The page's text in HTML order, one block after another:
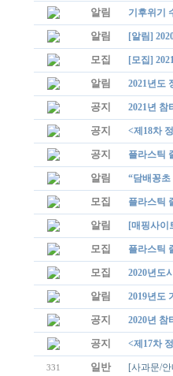
알림 기후위기
알림 [알림]
모집 [모집]
알림 2021년도
공지 2021년 참
공지 <제18차
공지 플라스틱
알림 “담배꽁초
모집 플라스틱
알림 [매핑사이
모집 플라스틱
모집 2020년도
알림 2019년도
공지 2020년 참
공지 <제17차
331 일반 [사과문/